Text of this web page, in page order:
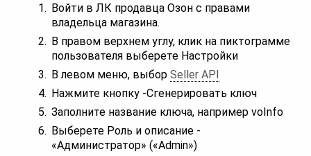
Войти в ЛК продавца Озон с правами
владельца магазина.
В правом верхнем углу, клик на пиктограмме
пользователя выберете Настройки
В левом меню, выбор Seller API
Нажмите кнопку -Сгенерировать ключ
Заполните название ключа, например voInfo
Выберете Роль и описание -
«Администратор» («Admin»)